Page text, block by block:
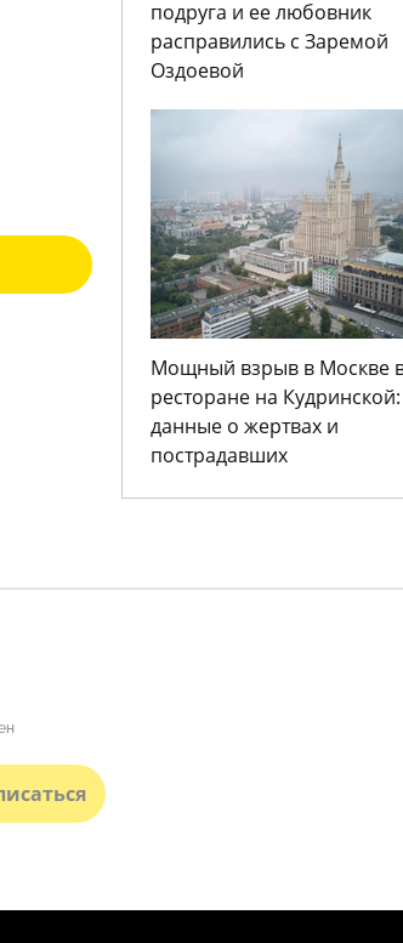
подруга и ее любовник
расправились с Заремой
Оздоевой
Мощный взрыв в Москве
ресторане на Кудринской:
данные о жертвах и
пострадавших